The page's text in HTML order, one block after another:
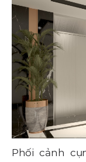
Phối cảnh